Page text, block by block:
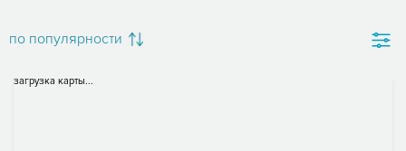
по популярности
загрузка карты...